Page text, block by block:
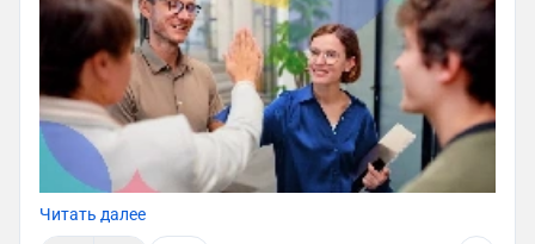
Читать далее